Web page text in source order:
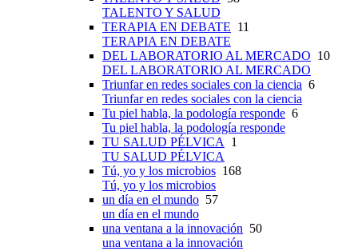
TALENTO Y SALUD
TERAPIA EN DEBATE 11
TERAPIA EN DEBATE
DEL LABORATORIO AL MERCADO 10
DEL LABORATORIO AL MERCADO
Triunfar en redes sociales con la ciencia 6
Triunfar en redes sociales con la ciencia
Tu piel habla, la podología responde 6
Tu piel habla, la podología responde
TU SALUD PÉLVICA 1
TU SALUD PÉLVICA
Tú, yo y los microbios 168
Tú, yo y los microbios
un día en el mundo 57
un día en el mundo
una ventana a la innovación 50
una ventana a la innovación